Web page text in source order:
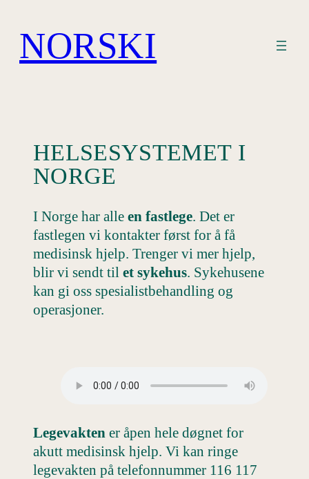
innhold
NORSKI
HELSESYSTEMET I
NORGE
I Norge har alle en fastlege. Det er
fastlegen vi kontakter først for å få
medisinsk hjelp. Trenger vi mer hjelp,
blir vi sendt til et sykehus. Sykehusene
kan gi oss spesialistbehandling og
operasjoner.
Legevakten er åpen hele døgnet for
akutt medisinsk hjelp. Vi kan ringe
legevakten på telefonnummer 116 117